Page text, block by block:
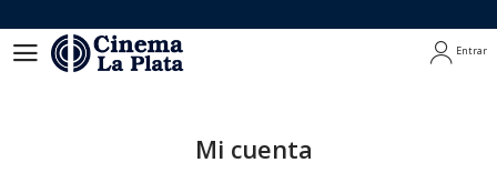
Entrar
Mi cuenta